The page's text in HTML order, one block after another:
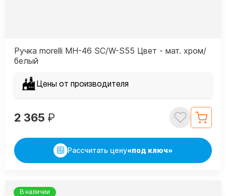
Ручка morelli MH-46 SC/W-S55 Цвет - мат. хром/
белый
Цены от производителя
2 365 ₽
Рассчитать цену«под ключ»
В наличии